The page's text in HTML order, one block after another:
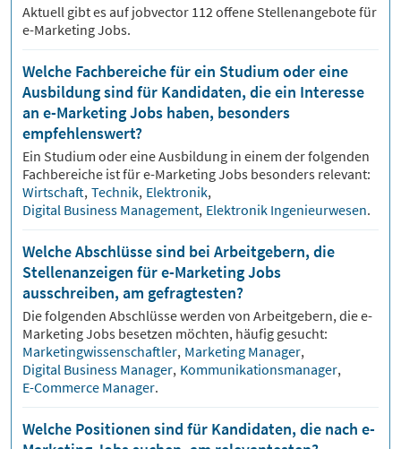
Aktuell gibt es auf jobvector 112offene Stellenangebote für
e-Marketing Jobs.
Welche Fachbereiche für ein Studium oder eine
Ausbildung sind für Kandidaten, die ein Interesse
an e-Marketing Jobs haben, besonders
empfehlenswert?
Ein Studium oder eine Ausbildung in einem der folgenden
Fachbereiche ist füre-MarketingJobs besonders relevant:
Wirtschaft, Technik, Elektronik,
Digital Business Management, Elektronik Ingenieurwesen.
Welche Abschlüsse sind bei Arbeitgebern, die
Stellenanzeigen für e-Marketing Jobs
ausschreiben, am gefragtesten?
Die folgenden Abschlüsse werden von Arbeitgebern, diee-
MarketingJobs besetzen möchten, häufig gesucht:
Marketingwissenschaftler, Marketing Manager,
Digital Business Manager, Kommunikationsmanager,
E-Commerce Manager.
Welche Positionen sind für Kandidaten, die nach e-